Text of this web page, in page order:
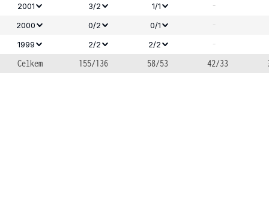
2001
3/2 1/1 -
2000 0/2 0/1 -
1999 2/2 2/2
-
Celkem
155/136 58/53 42/33